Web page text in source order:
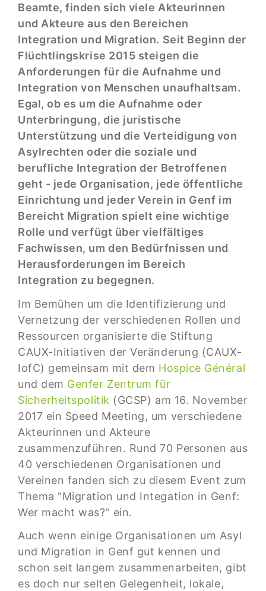
Beamte, finden sich viele Akteurinnen
und Akteure aus den Bereichen
Integration und Migration. Seit Beginn der
Flüchtlingskrise 2015 steigen die
Anforderungen für die Aufnahme und
Integration von Menschen unaufhaltsam.
Egal, ob es um die Aufnahme oder
Unterbringung, die juristische
Unterstützung und die Verteidigung von
Asylrechten oder die soziale und
berufliche Integration der Betroffenen
geht - jede Organisation, jede öffentliche
Einrichtung und jeder Verein in Genf im
Bereicht Migration spielt eine wichtige
Rolle und verfügt über vielfältiges
Fachwissen, um den Bedürfnissen und
Herausforderungen im Bereich
Integration zu begegnen.
Im Bemühen um die Identifizierung und
Vernetzung der verschiedenen Rollen und
Ressourcen organisierte die Stiftung
CAUX-Initiativen der Veränderung (CAUX-
IofC) gemeinsam mit dem Hospice Général
und dem Genfer Zentrum für
Sicherheitspolitik (GCSP) am 16. November
2017 ein Speed Meeting, um verschiedene
Akteurinnen und Akteure
zusammenzuführen. Rund 70 Personen aus
40 verschiedenen Organisationen und
Vereinen fanden sich zu diesem Event zum
Thema "Migration und Integation in Genf:
Wer macht was?" ein.
Auch wenn einige Organisationen um Asyl
und Migration in Genf gut kennen und
schon seit langem zusammenarbeiten, gibt
es doch nur selten Gelegenheit, lokale,